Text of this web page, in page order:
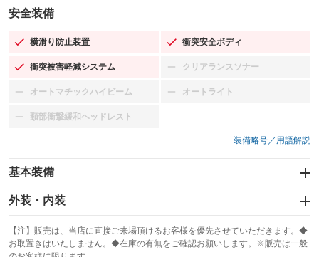
安全装備
横滑り防止装置
：装備あり 衝突安全ボディ
：装備あり
衝突被害軽減システム
：装備あり クリアランスソナー
：装備なし
オートマチックハイビーム
：装備なし オートライト
：装備なし
頸部衝撃緩和ヘッドレスト
：装備なし
装備略号／用語解説
基本装備
エアバッグ：運転席/助手席
：装備あり
：装備なし
サンルーフ
：装備なし ABS
外装・内装
カーナビ：SDナビ
：装備あり
TV：ワンセグ
【注】販売は、当店に直接ご来場頂けるお客様を優先させていただきます。◆
お取置きはいたしません。◆在庫の有無をご確認お願いします。※販売は一般